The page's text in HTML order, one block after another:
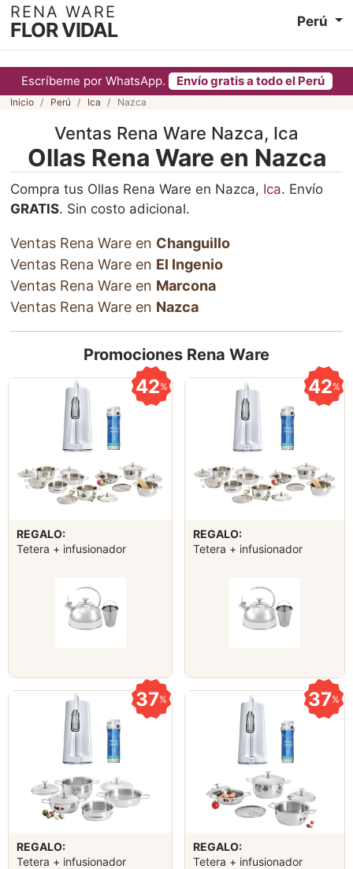
Escríbeme por WhatsApp. Envío gratis a todo el Perú
RENA WARE
FLOR VIDAL Perú
Inicio Perú Ica Nazca
Ventas Rena Ware Nazca, Ica
Ollas Rena Ware en Nazca
Compra tus Ollas Rena Ware en Nazca, Ica. Envío
GRATIS. Sin costo adicional.
Ventas Rena Ware en Changuillo
Ventas Rena Ware en El Ingenio
Ventas Rena Ware en Marcona
Ventas Rena Ware en Nazca
Promociones Rena Ware
42%
REGALO:
Tetera + infusionador
42%
REGALO:
Tetera + infusionador
37%
REGALO:
Tetera + infusionador
37%
REGALO:
Tetera + infusionador